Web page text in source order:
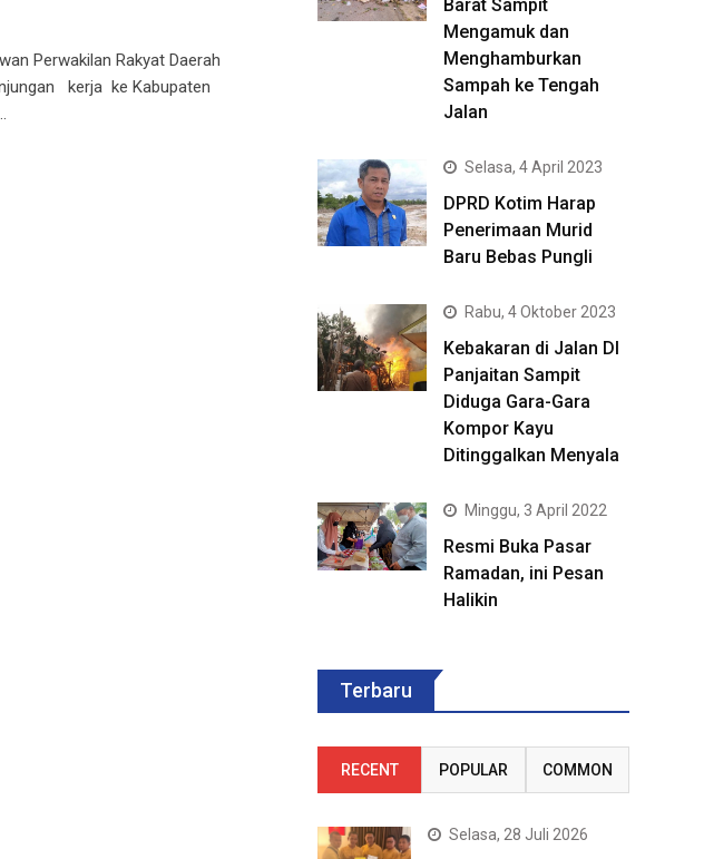
Perwakilan Rakyat Daerah
kerja ke Kabupaten
Barat Sampit
Mengamuk dan
Menghamburkan
Sampah ke Tengah
Jalan
Selasa, 4 April 2023
DPRD Kotim Harap
Penerimaan Murid
Baru Bebas Pungli
Rabu, 4 Oktober 2023
Kebakaran di Jalan DI
Panjaitan Sampit
Diduga Gara-Gara
Kompor Kayu
Ditinggalkan Menyala
Minggu, 3 April 2022
Resmi Buka Pasar
Ramadan, ini Pesan
Halikin
Terbaru
RECENT POPULAR COMMON
Selasa, 28 Juli 2026